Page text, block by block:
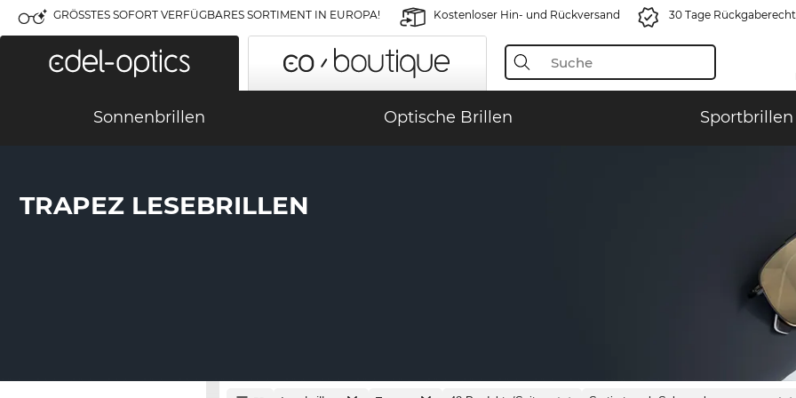
GRÖSSTES SOFORT VERFÜGBARES SORTIMENT IN EUROPA! Kostenloser Hin- und Rückversand 30 Tage Rückgaberecht
Sonnenbrillen Optische Brillen Sportbrillen
TRAPEZ LESEBRILLEN